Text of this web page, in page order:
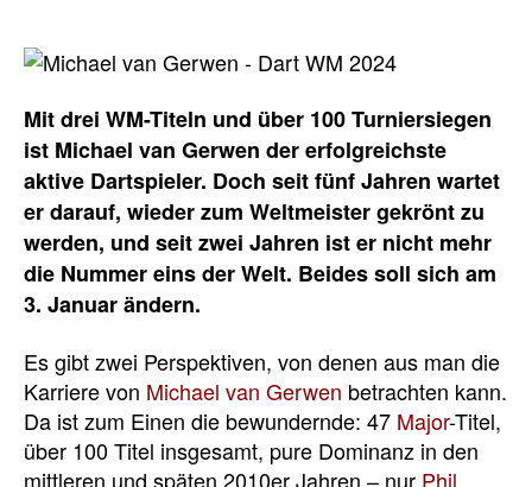
Mit drei WM-Titeln und über 100 Turniersiegen
ist Michael van Gerwen der erfolgreichste
aktive Dartspieler. Doch seit fünf Jahren wartet
er darauf, wieder zum Weltmeister gekrönt zu
werden, und seit zwei Jahren ist er nicht mehr
die Nummer eins der Welt. Beides soll sich am
3. Januar ändern.
Es gibt zwei Perspektiven, von denen aus man die
Karriere von Michael van Gerwen betrachten kann.
Da ist zum Einen die bewundernde: 47 Major-Titel,
über 100 Titel insgesamt, pure Dominanz in den
mittleren und späten 2010er Jahren – nur Phil